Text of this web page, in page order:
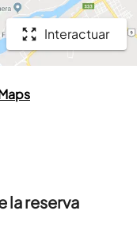
Interactuar
la reserva